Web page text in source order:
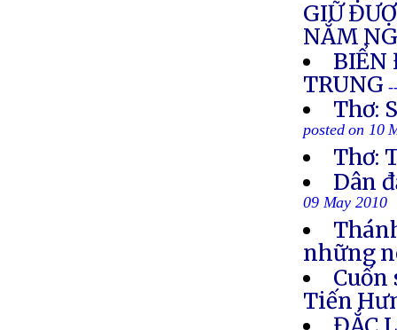
GIỮ
NẮM
BIỂN
TRUNG
Thơ:
posted on 10
Thơ:
Dân
09 May 2010
những
Cuốn
Tiến